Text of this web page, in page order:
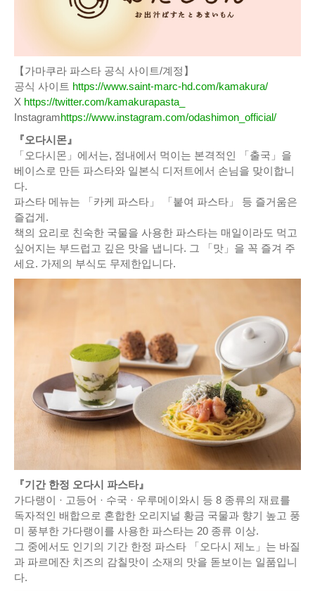
【가마쿠라 파스타 공식 사이트/계정】
공식 사이트 https://www.saint-marc-hd.com/kamakura/
X https://twitter.com/kamakurapasta_
Instagramhttps://www.instagram.com/odashimon_official/
『오다시몬』
「오다시몬」에서는, 점내에서 먹이는 본격적인 「출국」을
베이스로 만든 파스타와 일본식 디저트에서 손님을 맞이합니
다.
파스타 메뉴는 「카케 파스타」 「붙여 파스타」 등 즐거움은
즐겁게.
책의 요리로 친숙한 국물을 사용한 파스타는 매일이라도 먹고
싶어지는 부드럽고 깊은 맛을 냅니다. 그 「맛」을 꼭 즐겨 주
세요. 가제의 부식도 무제한입니다.
『기간 한정 오다시 파스타』
가다랭이 · 고등어 · 수국 · 우루메이와시 등 8 종류의 재료를
독자적인 배합으로 혼합한 오리지널 황금 국물과 향기 높고 풍
미 풍부한 가다랭이를 사용한 파스타는 20 종류 이상.
그 중에서도 인기의 기간 한정 파스타 「오다시 제노」는 바질
과 파르메잔 치즈의 감칠맛이 소재의 맛을 돋보이는 일품입니
다.